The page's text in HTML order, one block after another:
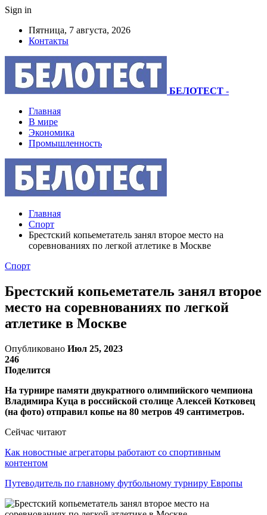
Sign in
Пятница, 7 августа, 2026
Контакты
БЕЛОТЕСТ -
Главная
В мире
Экономика
Промышленность
Главная
Спорт
Брестский копьеметатель занял второе место на
соревнованиях по легкой атлетике в Москве
Спорт
Брестский копьеметатель занял второе
место на соревнованиях по легкой
атлетике в Москве
Опубликовано Июл 25, 2023
246
Поделится
На турнире памяти двукратного олимпийского чемпиона
Владимира Куца в российской столице Алексей Котковец
(на фото) отправил копье на 80 метров 49 сантиметров.
Сейчас читают
Как новостные агрегаторы работают со спортивным
контентом
Путеводитель по главному футбольному турниру Европы